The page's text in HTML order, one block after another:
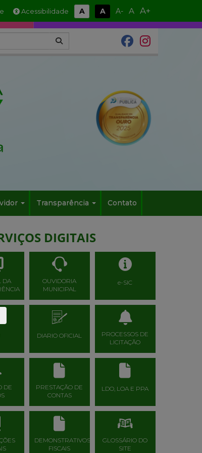
Acessibilidade A A A- A A+
Transparência Contato
DIGITAIS
DA
OUVIDORIA
MUNICIPAL
e-SIC
DIARIO OFICIAL
PROCESSOS DE
LICITAÇÃO
DE
PRESTAÇÃO DE
CONTAS
LDO, LOA E PPA
DEMONSTRATIVOS
FISCAIS
GLOSSÁRIO DO
SITE